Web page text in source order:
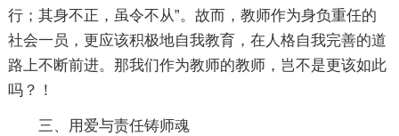
行；其身不正，虽令不从”。故而，教师作为身负重任的
社会一员，更应该积极地自我教育，在人格自我完善的道
路上不断前进。那我们作为教师的教师，岂不是更该如此
吗？！
三、用爱与责任铸师魂